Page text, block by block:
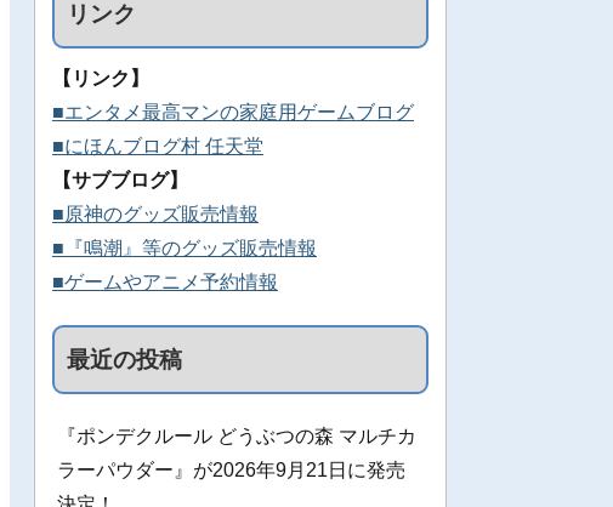
リンク
【リンク】
■エンタメ最高マンの家庭用ゲームブログ
■にほんブログ村 任天堂
【サブブログ】
■原神のグッズ販売情報
■『鳴潮』等のグッズ販売情報
■ゲームやアニメ予約情報
最近の投稿
『ポンデクルール どうぶつの森 マルチカ
ラーパウダー』が2026年9月21日に発売